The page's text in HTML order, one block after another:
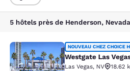
Triez et filtrez
Westgate Las Vegas
NOUVEAU CHEZ CHOICE
Westgate Las
Las Vegas, NV
18.62